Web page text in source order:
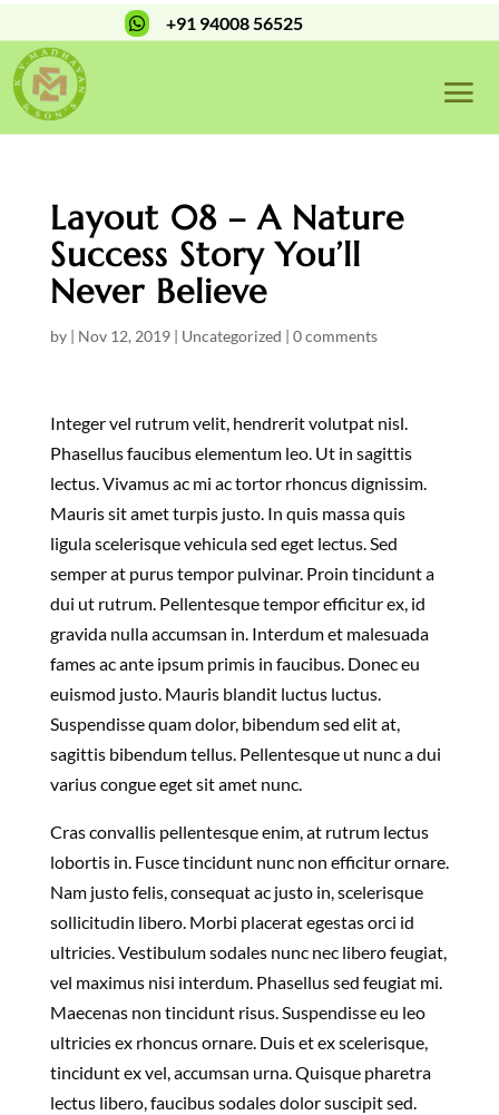
 +91 94008 56525
Layout 08 – A Nature
Success Story You’ll
Never Believe
by | Nov 12, 2019| Uncategorized | 0 comments
Integer vel rutrum velit, hendrerit volutpat nisl.
Phasellus faucibus elementum leo. Ut in sagittis
lectus. Vivamus ac mi ac tortor rhoncus dignissim.
Mauris sit amet turpis justo. In quis massa quis
ligula scelerisque vehicula sed eget lectus. Sed
semper at purus tempor pulvinar. Proin tincidunt a
dui ut rutrum. Pellentesque tempor efficitur ex, id
gravida nulla accumsan in. Interdum et malesuada
fames ac ante ipsum primis in faucibus. Donec eu
euismod justo. Mauris blandit luctus luctus.
Suspendisse quam dolor, bibendum sed elit at,
sagittis bibendum tellus. Pellentesque ut nunc a dui
varius congue eget sit amet nunc.
Cras convallis pellentesque enim, at rutrum lectus
lobortis in. Fusce tincidunt nunc non efficitur ornare.
Nam justo felis, consequat ac justo in, scelerisque
sollicitudin libero. Morbi placerat egestas orci id
ultricies. Vestibulum sodales nunc nec libero feugiat,
vel maximus nisi interdum. Phasellus sed feugiat mi.
Maecenas non tincidunt risus. Suspendisse eu leo
ultricies ex rhoncus ornare. Duis et ex scelerisque,
tincidunt ex vel, accumsan urna. Quisque pharetra
lectus libero, faucibus sodales dolor suscipit sed.